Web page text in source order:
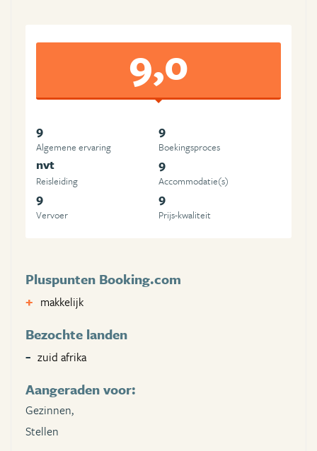
9,0
9
Algemene ervaring
9
Boekingsproces
nvt
Reisleiding
9
Accommodatie(s)
9
Vervoer
9
Prijs-kwaliteit
Pluspunten Booking.com
makkelijk
Bezochte landen
zuid afrika
Aangeraden voor:
Gezinnen,
Stellen